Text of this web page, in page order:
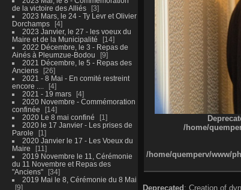
de la victoire des Alliés
3
2023 Mars, le 24 - Ty Levr et Olivier
Dorchamps
4
2023 Janvier, le 27 - les voeux du
Maire et de la Municipalité
14
2022 Décembre, le 3 - Repas de
Ainés à Pleumzue-Bodou
9
2021 Décembre, le 5 - Repas des
Anciens
26
2021 - 8 Mai - En comité restreint
encore ....
4
2021 - 19 mars
4
2020 Novembre - Commémoration
confinée
14
2020 Le 8 mai confiné
1
2020 le 17 Janvier - Les prises de
Parole
1
2020 Janvier le 17 - Les Voeux du
Maire
11
2019 Novembre le 11, Cérémonie
du 11 Novembre et Repas des
"Anciens"
34
2019 Mai le 8, Cérémonie du 8 Mai
9
/home/
/home/quemperv/www/
Deprecated: Creation of